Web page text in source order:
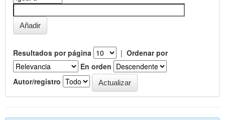
Resultados por página | Ordenar por
En orden
Autor/registro